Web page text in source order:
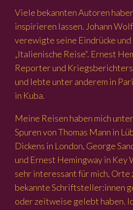
Viele bekannten Autoren
inspirieren lassen. Johann
verewigte seine Eindrücke
„Italienische Reise“. Ernest
Reporter und
und lebte unter anderem in
in Kuba.
Meine Reisen haben mich
Spuren von Thomas Mann in
Dickens in London, George
und Ernest Hemingway in Key
sehr interessant für mich, Orte
bekannte Schriftsteller:innen
oder zeitweise gelebt haben.